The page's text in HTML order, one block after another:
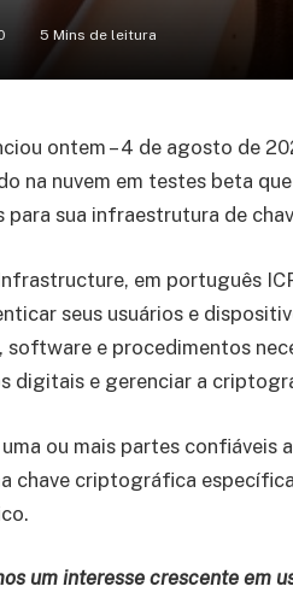
5 Mins de leitura
ontem – 4 de agosto de
na nuvem em testes beta
para sua infraestrutura de
em português
seus usuários e
e procedimentos
digitais e gerenciar a
ou mais partes
chave criptográfica específica
um interesse crescente em